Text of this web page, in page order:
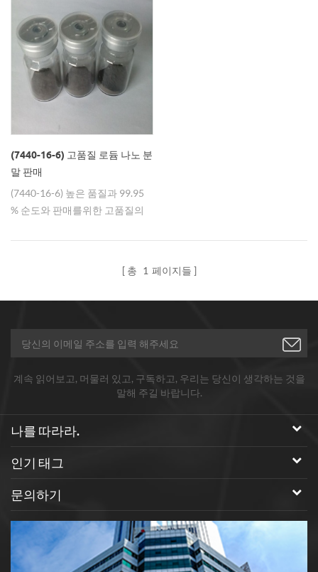
(7440-16-6) 고품질 로듐 나노 분
말 판매
(7440-16-6) 높은 품질과 99.95
% 순도와 판매를위한 고품질의
총 1 페이지들
계속 읽어보고, 머물러 있고, 구독하고, 우리는 당신이 생각하는 것을
말해 주길 바랍니다.
나를 따라라.
인기 태그
문의하기